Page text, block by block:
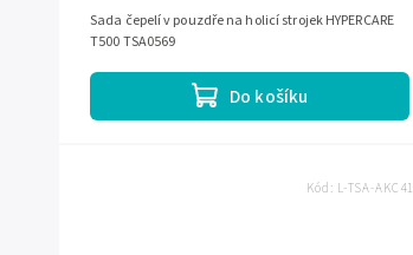
Do košíku
Sada čepelí v pouzdře na holicí strojek HYPERCARE
T500 TSA0569
Kód: L-TSA-AKC41